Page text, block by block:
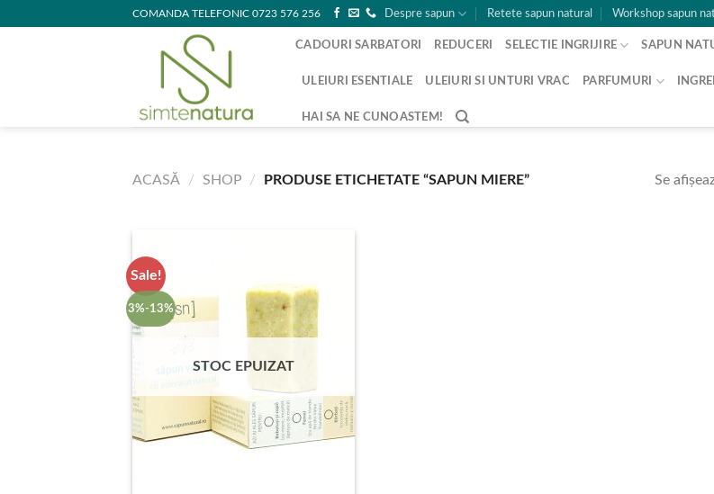
COMANDA TELEFONIC 0723 576 256 Despre sapun Retete sapun natural Workshop sapun
CADOURI SARBATORI REDUCERI SELECTIE INGRIJIRE SAPUN
ULEIURI ESENTIALE ULEIURI SI UNTURI VRAC PARFUMURI
HAI SA NE CUNOASTEM!
ACASĂ / SHOP / PRODUSE ETICHETATE “SAPUN MIERE” Se
Sale!
3%-13%
STOC EPUIZAT